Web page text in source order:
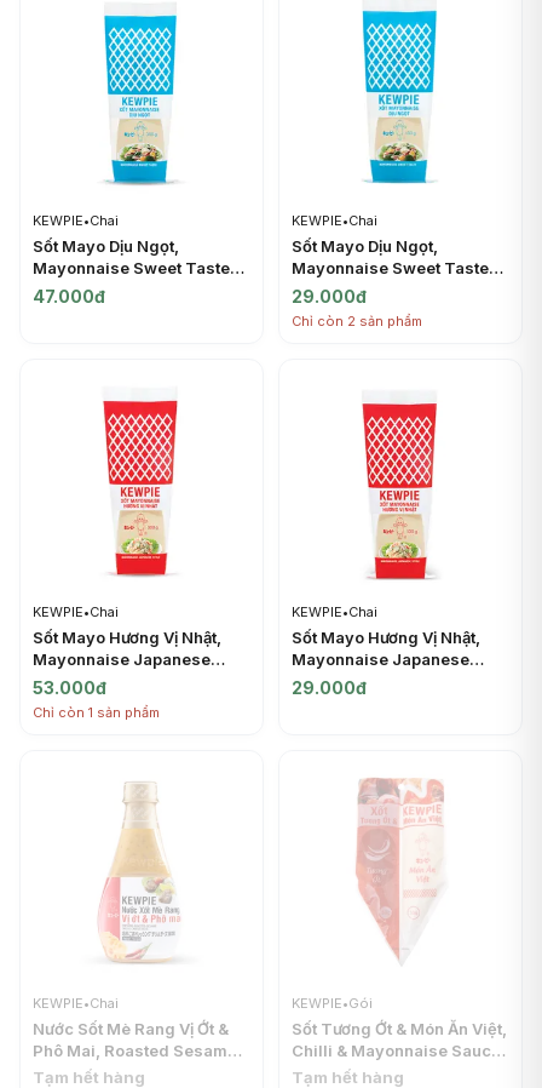
KEWPIE•Chai
Sốt Mayo Dịu Ngọt,
Mayonnaise Sweet Taste
(300g) - KEWPIE
47.000đ
KEWPIE•Chai
Sốt Mayo Dịu Ngọt,
Mayonnaise Sweet Taste
(130g) - KEWPIE
29.000đ
Chỉ còn 2 sản phẩm
KEWPIE•Chai
Sốt Mayo Hương Vị Nhật,
Mayonnaise Japanese
Style (300g) - KEWPIE
53.000đ
Chỉ còn 1 sản phẩm
KEWPIE•Chai
Sốt Mayo Hương Vị Nhật,
Mayonnaise Japanese
Style (130g) - KEWPIE
29.000đ
KEWPIE•Chai
Nước Sốt Mè Rang Vị Ớt &
Phô Mai, Roasted Sesame
Dressing, Chili & Cheese
Tạm hết hàng
KEWPIE•Gói
Sốt Tương Ớt & Món Ăn Việt,
Chilli & Mayonnaise Sauce
(100g) - KEWPIE
Tạm hết hàng